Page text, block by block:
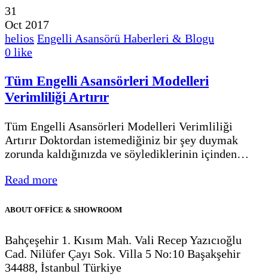
31
Oct 2017
helios Engelli Asansörü Haberleri & Blogu
0 like
Tüm Engelli Asansörleri Modelleri
Verimliliği Artırır
Tüm Engelli Asansörleri Modelleri Verimliliği
Artırır Doktordan istemediğiniz bir şey duymak
zorunda kaldığınızda ve söylediklerinin içinden…
Read more
ABOUT OFFİCE & SHOWROOM
Bahçeşehir 1. Kısım Mah. Vali Recep Yazıcıoğlu
Cad. Nilüfer Çayı Sok. Villa 5 No:10 Başakşehir
34488, İstanbul Türkiye